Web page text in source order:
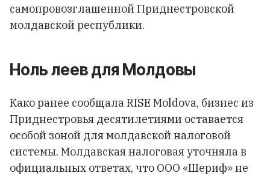
самопровозглашенной Приднестровской
молдавской республики.
Ноль леев для Молдовы
Како ранее сообщала RISE Moldova, бизнес из
Приднестровья десятилетиями оставается
особой зоной для молдавской налоговой
системы. Молдавская налоговая уточняла в
официальных ответах, что ООО «Шериф» не